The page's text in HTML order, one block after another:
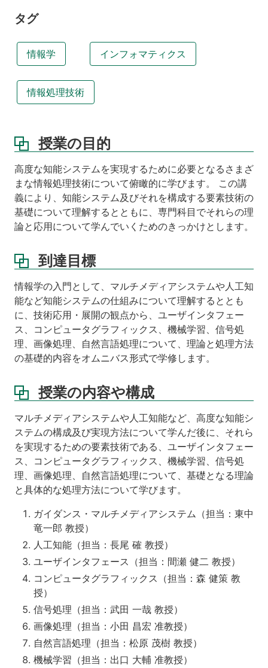
タグ
情報学 インフォマティクス
情報処理技術
授業の目的
高度な知能システムを実現するために必要となるさまざ
まな情報処理技術について俯瞰的に学びます。 この講
義により、知能システム及びそれを構成する要素技術の
基礎について理解するとともに、専門科目でそれらの理
論と応用について学んでいくためのきっかけとします。
到達目標
情報学の入門として、マルチメディアシステムや人工知
能など知能システムの仕組みについて理解するととも
に、技術応用・展開の観点から、ユーザインタフェー
ス、コンピュータグラフィックス、機械学習、信号処
理、画像処理、自然言語処理について、理論と処理方法
の基礎的内容をオムニバス形式で学修します。
授業の内容や構成
マルチメディアシステムや人工知能など、高度な知能シ
ステムの構成及び実現方法について学んだ後に、それら
を実現するための要素技術である、ユーザインタフェー
ス、コンピュータグラフィックス、機械学習、信号処
理、画像処理、自然言語処理について、基礎となる理論
と具体的な処理方法について学びます。
ガイダンス・マルチメディアシステム（担当：東中
竜一郎 教授）
人工知能（担当：長尾 確 教授）
ユーザインタフェース（担当：間瀬 健二 教授）
コンピュータグラフィックス（担当：森 健策 教
授）
信号処理（担当：武田 一哉 教授）
画像処理（担当：小田 昌宏 准教授）
自然言語処理（担当：松原 茂樹 教授）
機械学習（担当：出口 大輔 准教授）